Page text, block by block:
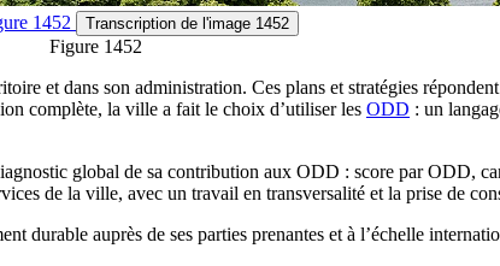
1452 Transcription de l'image 1452
Figure 1452
et dans son administration. Ces plans et stratégies
complète, la ville a fait le choix d’utiliser les ODD : un
global de sa contribution aux ODD : score par ODD,
de la ville, avec un travail en transversalité et la prise de
durable auprès de ses parties prenantes et à l’échelle